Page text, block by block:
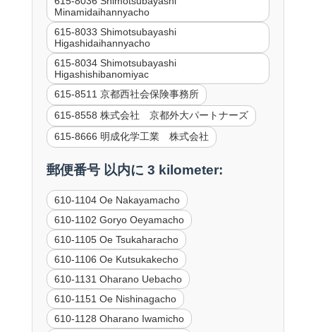
Minamidaihannyacho
615-8033 Shimotsubayashi
Higashidaihannyacho
615-8034 Shimotsubayashi
Higashishibanomiyac
615-8511 京都西社会保険事務所
615-8558 株式会社 京都外大パートナーズ
615-8666 明成化学工業 株式会社
郵便番号 以内に 3 kilometer:
610-1104 Oe Nakayamacho
610-1102 Goryo Oeyamacho
610-1105 Oe Tsukaharacho
610-1106 Oe Kutsukakecho
610-1131 Oharano Uebacho
610-1151 Oe Nishinagacho
610-1128 Oharano Iwamicho